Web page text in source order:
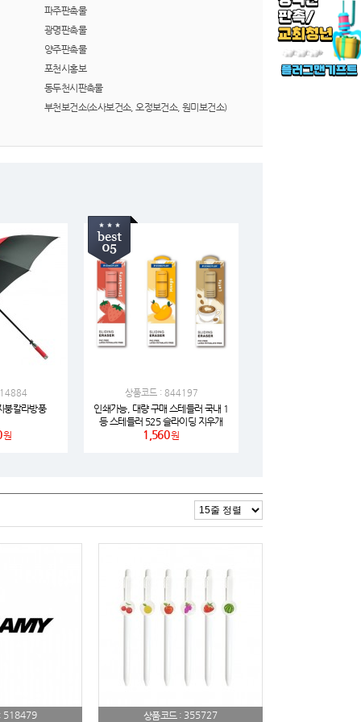
파주판촉물
광명판촉물
양주판촉물
포천시홍보
동두천시판촉물
부천보건소(소사보건소, 오정보건소, 원미보건소)
붕칼라방풍
원
상품코드 : 844197
인쇄가능, 대량 구매 스테들러 국내 1
등 스테들러 525 슬라이딩 지우개
2025 카페 에디션 한정판
1,560원
518479 상품코드 : 355727